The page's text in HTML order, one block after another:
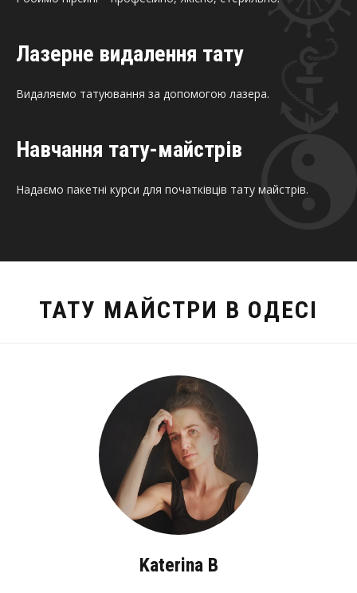
Лазерне видалення тату
Видаляємо татуювання за допомогою лазера.
Навчання тату-майстрів
Надаємо пакетні курси для початківців тату майстрів.
ТАТУ МАЙСТРИ В ОДЕСІ
Katerina B